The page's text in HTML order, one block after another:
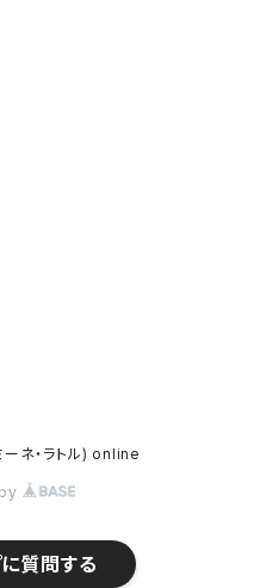
ネ・ラトル) online
質問する